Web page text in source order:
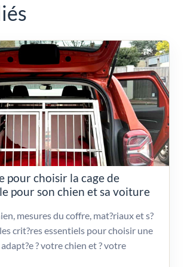
pour choisir la cage de
pour son chien et sa voiture
mesures du coffre, mat?riaux et s?
crit?res essentiels pour choisir une
? votre chien et ? votre